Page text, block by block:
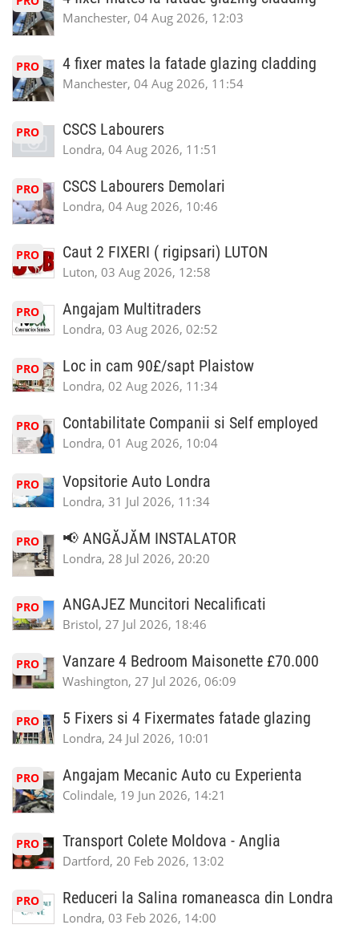
Manchester, 04 Aug 2026, 12:03
PRO 4 fixer mates la fatade glazing cladding
Manchester, 04 Aug 2026, 11:54
PRO CSCS Labourers
Londra, 04 Aug 2026, 11:51
PRO CSCS Labourers Demolari
Londra, 04 Aug 2026, 10:46
PRO Caut 2 FIXERI ( rigipsari) LUTON
Luton, 03 Aug 2026, 12:58
PRO Angajam Multitraders
Londra, 03 Aug 2026, 02:52
PRO Loc in cam 90£/sapt Plaistow
Londra, 02 Aug 2026, 11:34
PRO Contabilitate Companii si Self employed
Londra, 01 Aug 2026, 10:04
PRO Vopsitorie Auto Londra
Londra, 31 Jul 2026, 11:34
PRO 📢 ANGĂJĂM INSTALATOR
Londra, 28 Jul 2026, 20:20
PRO ANGAJEZ Muncitori Necalificati
Bristol, 27 Jul 2026, 18:46
PRO Vanzare 4 Bedroom Maisonette £70.000
Washington, 27 Jul 2026, 06:09
PRO 5 Fixers si 4 Fixermates fatade glazing
Londra, 24 Jul 2026, 10:01
PRO Angajam Mecanic Auto cu Experienta
Colindale, 19 Jun 2026, 14:21
PRO Transport Colete Moldova - Anglia
Dartford, 20 Feb 2026, 13:02
PRO Reduceri la Salina romaneasca din Londra
Londra, 03 Feb 2026, 14:00